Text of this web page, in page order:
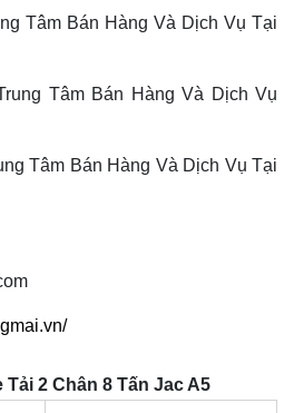
Tâm Bán Hàng Và Dịch Vụ Tại
Tâm Bán Hàng Và Dịch Vụ
Tâm Bán Hàng Và Dịch Vụ Tại
2 Chân 8 Tấn Jac A5